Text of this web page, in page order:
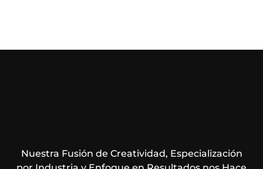
Nuestra Fusión de Creatividad, Especialización